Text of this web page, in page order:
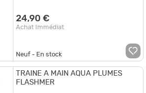
24,90 €
Achat Immédiat
Neuf - En stock
TRAINE A MAIN AQUA PLUMES
FLASHMER